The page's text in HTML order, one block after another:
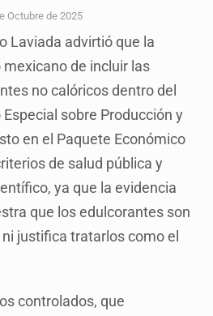
Octubre de 2025
Laviada advirtió que la
de incluir las
no calóricos dentro del
sobre Producción y
en el Paquete Económico
de salud pública y
ya que la evidencia
que los edulcorantes son
justifica tratarlos como el
controlados, que